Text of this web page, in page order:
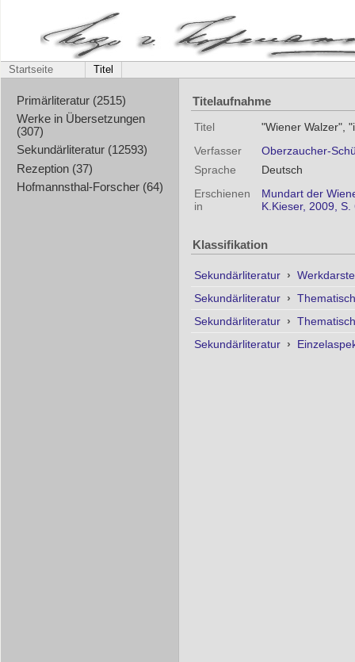
Startseite Titel
Primärliteratur (2515)
Werke in Übersetzungen
(307)
Sekundärliteratur (12593)
Rezeption (37)
Hofmannsthal-Forscher (64)
Titelaufnahme
Titel
"Wiener Walzer",
Verfasser
Oberzaucher-
Sprache
Deutsch
Erschienen
in
Mundart der
K.Kieser, 2009, S.
Klassifikation
Sekundärliteratur ›
Sekundärliteratur ›
Sekundärliteratur ›
Sekundärliteratur ›